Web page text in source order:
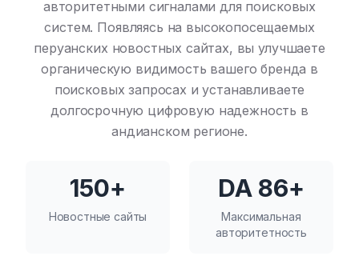
авторитетными сигналами для поисковых
систем. Появляясь на высокопосещаемых
перуанских новостных сайтах, вы улучшаете
органическую видимость вашего бренда в
поисковых запросах и устанавливаете
долгосрочную цифровую надежность в
андианском регионе.
150+
Новостные сайты
DA 86+
Максимальная
авторитетность